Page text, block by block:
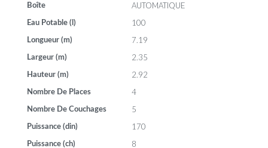
Boîte AUTOMATIQUE
Eau Potable (l) 100
Longueur (m) 7.19
Largeur (m) 2.35
Hauteur (m) 2.92
Nombre De Places 4
Nombre De Couchages 5
Puissance (din) 170
Puissance (ch) 8